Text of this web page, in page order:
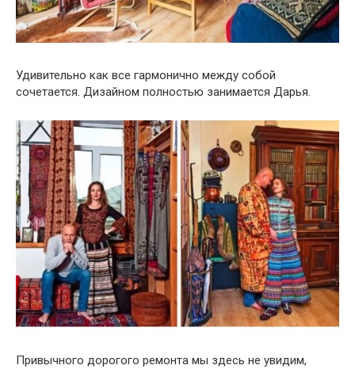
Удивительно как все гармонично между собой
сочетается. Дизайном полностью занимается Дарья.
Привычного дорогого ремонта мы здесь не увидим,